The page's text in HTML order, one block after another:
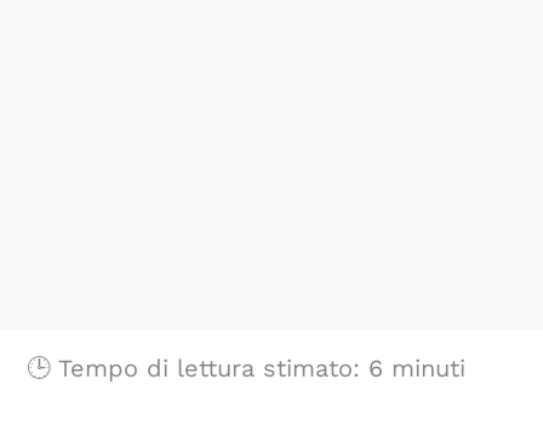
🕒 Tempo di lettura stimato: 6 minuti